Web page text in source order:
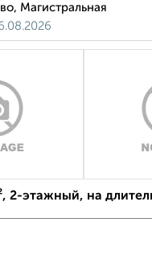
Магистральная
2-этажный, на